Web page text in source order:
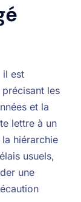
il est
les
et la
lettre à un
hiérarchie
usuels,
une